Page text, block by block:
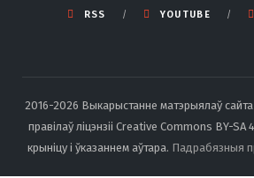
RSS
YOUTUBE
2016-2026 Выкарыстанне матэрыялаў
правілаў ліцэнзіі Creative Commons BY-
крыніцу і ўказаннем аўтара. Падрабязныя